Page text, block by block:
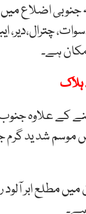
اضلاع
چترال،دیر،
ہے۔
کے علاوہ جنوب
شد ید گرم
مطلع ابر